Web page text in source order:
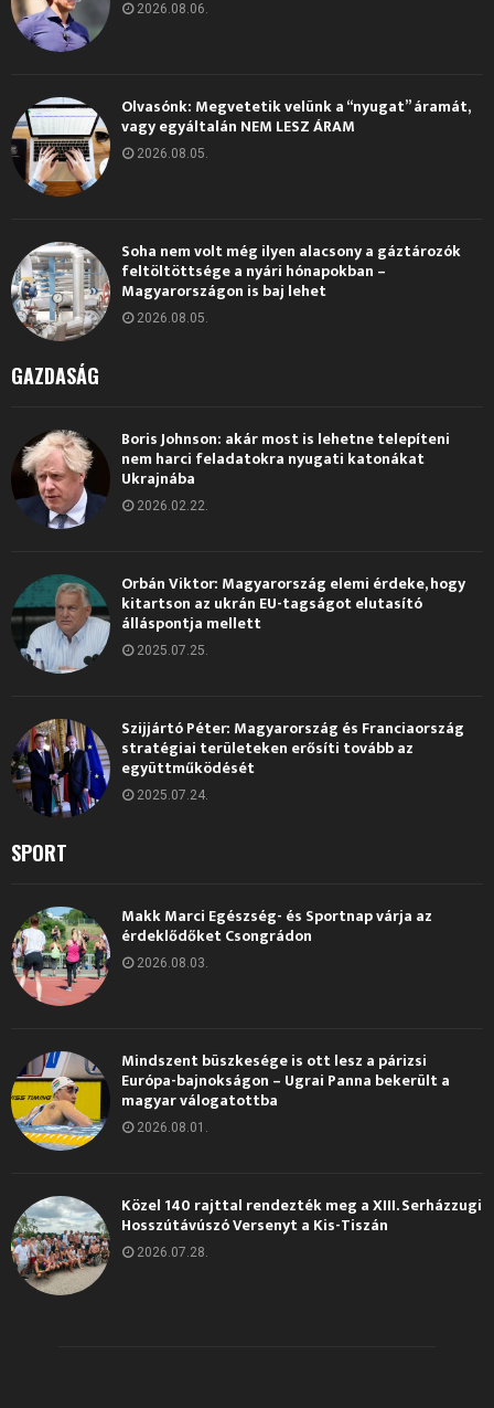
2026.08.06.
Olvasónk: Megvetetik velünk a “nyugat” áramát,
vagy egyáltalán NEM LESZ ÁRAM
2026.08.05.
Soha nem volt még ilyen alacsony a gáztározók
feltöltöttsége a nyári hónapokban –
Magyarországon is baj lehet
2026.08.05.
GAZDASÁG
Boris Johnson: akár most is lehetne telepíteni
nem harci feladatokra nyugati katonákat
Ukrajnába
2026.02.22.
Orbán Viktor: Magyarország elemi érdeke, hogy
kitartson az ukrán EU-tagságot elutasító
álláspontja mellett
2025.07.25.
Szijjártó Péter: Magyarország és Franciaország
stratégiai területeken erősíti tovább az
együttműködését
2025.07.24.
SPORT
Makk Marci Egészség- és Sportnap várja az
érdeklődőket Csongrádon
2026.08.03.
Mindszent büszkesége is ott lesz a párizsi
Európa-bajnokságon – Ugrai Panna bekerült a
magyar válogatottba
2026.08.01.
Közel 140 rajttal rendezték meg a XIII. Serházzugi
Hosszútávúszó Versenyt a Kis-Tiszán
2026.07.28.